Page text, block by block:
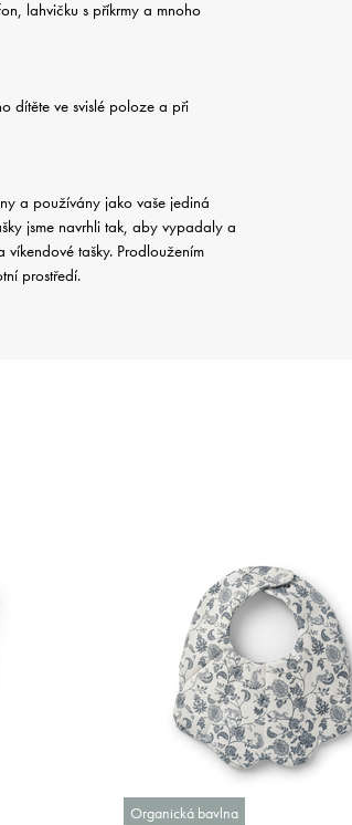
lahvičku s příkrmy a mnoho
dítěte ve svislé poloze a při
a používány jako vaše jediná
jsme navrhli tak, aby vypadaly a
tašky. Prodloužením
prostředí.
Organická bavlna